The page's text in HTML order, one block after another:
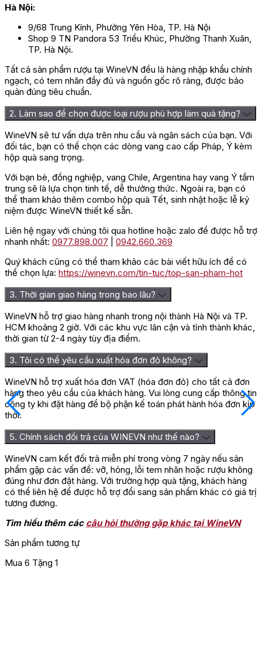
Hà Nội:
9/68 Trung Kính, Phường Yên Hòa, TP. Hà Nội
Shop 9 TN Pandora 53 Triều Khúc, Phường Thanh Xuân,
TP. Hà Nội.
Tất cả sản phẩm rượu tại WineVN đều là hàng nhập khẩu chính
ngạch, có tem nhãn đầy đủ và nguồn gốc rõ ràng, được bảo
quản đúng tiêu chuẩn.
2. Làm sao để chọn được loại rượu phù hợp làm quà tặng?
WineVN sẽ tư vấn dựa trên nhu cầu và ngân sách của bạn. Với
đối tác, bạn có thể chọn các dòng vang cao cấp Pháp, Ý kèm
hộp quà sang trọng.
Với bạn bè, đồng nghiệp, vang Chile, Argentina hay vang Ý tầm
trung sẽ là lựa chọn tinh tế, dễ thưởng thức. Ngoài ra, bạn có
thể tham khảo thêm combo hộp quà Tết, sinh nhật hoặc lễ kỷ
niệm được WineVN thiết kế sẵn.
Liên hệ ngay với chúng tôi qua hotline hoặc zalo để được hỗ trợ
nhanh nhất: 0977.898.007
0942.660.369
Quý khách cũng có thể tham khảo các bài viết hữu ích để có
thể chọn lựa: https://winevn.com/tin-tuc/top-san-pham-hot
3. Thời gian giao hàng trong bao lâu?
WineVN hỗ trợ giao hàng nhanh trong nội thành Hà Nội và TP.
HCM khoảng 2 giờ. Với các khu vực lân cận và tỉnh thành khác,
thời gian từ 2-4 ngày tùy địa điểm.
3. Tôi có thể yêu cầu xuất hóa đơn đỏ không?
WineVN hỗ trợ xuất hóa đơn VAT (hóa đơn đỏ) cho tất cả đơn
hàng theo yêu cầu của khách hàng. Vui lòng cung cấp thông tin
công ty khi đặt hàng để bộ phận kế toán phát hành hóa đơn kịp
thời.
5. Chính sách đổi trả của WINEVN như thế nào?
WineVN cam kết đổi trả miễn phí trong vòng 7 ngày nếu sản
phẩm gặp các vấn đề: vỡ, hỏng, lỗi tem nhãn hoặc rượu không
đúng như đơn đặt hàng. Với trường hợp quà tặng, khách hàng
có thể liên hệ để được hỗ trợ đổi sang sản phẩm khác có giá trị
tương đương.
Tìm hiểu thêm các câu hỏi thường gặp khác tại WineVN
Sản phẩm tương tự
Mua 6 Tặng 1